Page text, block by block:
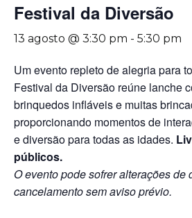
Festival da Diversão
13 agosto @ 3:30 pm - 5:30 pm
Um evento repleto de alegria para
Festival da Diversão reúne lanche
brinquedos infláveis e muitas
proporcionando momentos de
e diversão para todas as idades.
públicos.
O evento pode sofrer alterações de
cancelamento sem aviso prévio.